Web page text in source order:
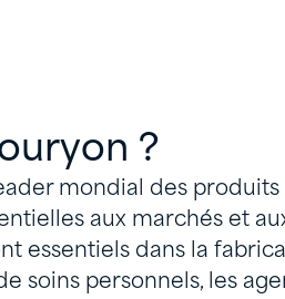
?
mondial des
aux marchés et
essentiels dans la
soins personnels, les